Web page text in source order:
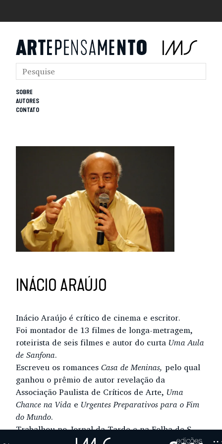
SOBRE
AUTORES
CONTATO
INÁCIO ARAÚJO
Inácio Araújo é crítico de cinema e escritor.
Foi montador de 13 filmes de longa-metragem,
roteirista de seis filmes e autor do curta Uma Aula
de Sanfona.
Escreveu os romances Casa de Meninas, pelo qual
ganhou o prêmio de autor revelação da
Associação Paulista de Críticos de Arte, Uma
Chance na Vida e Urgentes Preparativos para o Fim
do Mundo.
Trabalhou no Jornal da Tarde e na Folha de S.
Paulo, onde ainda hoje escreve sobre cinema.